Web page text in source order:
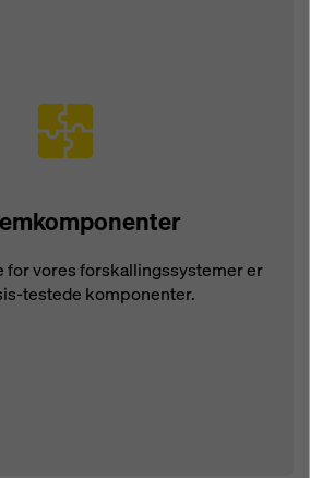
for vores forskallingssystemer er
testede komponenter.